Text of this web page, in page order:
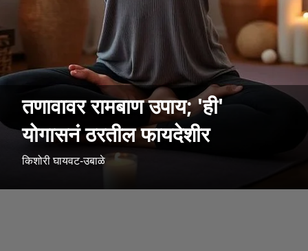
तणावावर रामबाण उपाय; 'ही'
योगासनं ठरतील फायदेशीर
किशोरी घायवट-उबाळे